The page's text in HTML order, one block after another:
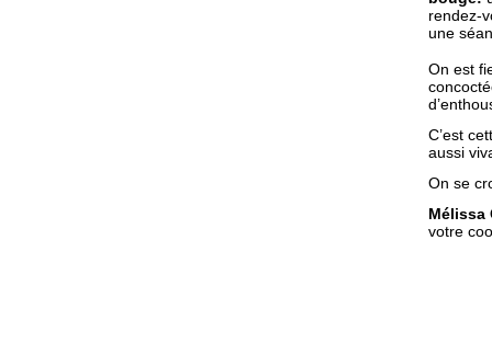
rendez-
une
On est
C’est
aussi
On se
Mélissa
votre